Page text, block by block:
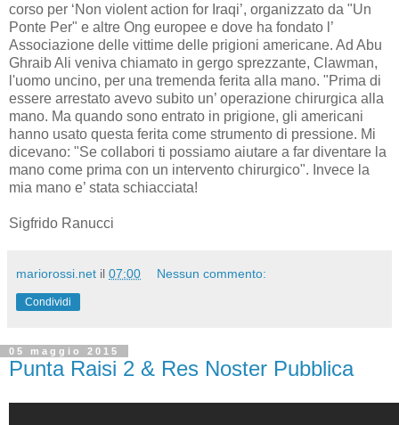
corso per ‘Non violent action for Iraqi’, organizzato da "Un
Ponte Per" e altre Ong europee e dove ha fondato l’
Associazione delle vittime delle prigioni americane. Ad Abu
Ghraib Ali veniva chiamato in gergo sprezzante, Clawman,
l'uomo uncino, per una tremenda ferita alla mano. "Prima di
essere arrestato avevo subito un’ operazione chirurgica alla
mano. Ma quando sono entrato in prigione, gli americani
hanno usato questa ferita come strumento di pressione. Mi
dicevano: "Se collabori ti possiamo aiutare a far diventare la
mano come prima con un intervento chirurgico". Invece la
mia mano e’ stata schiacciata!
Sigfrido Ranucci
mariorossi.net il 07:00 Nessun commento:
Condividi
05 maggio 2015
Punta Raisi 2 & Res Noster Pubblica